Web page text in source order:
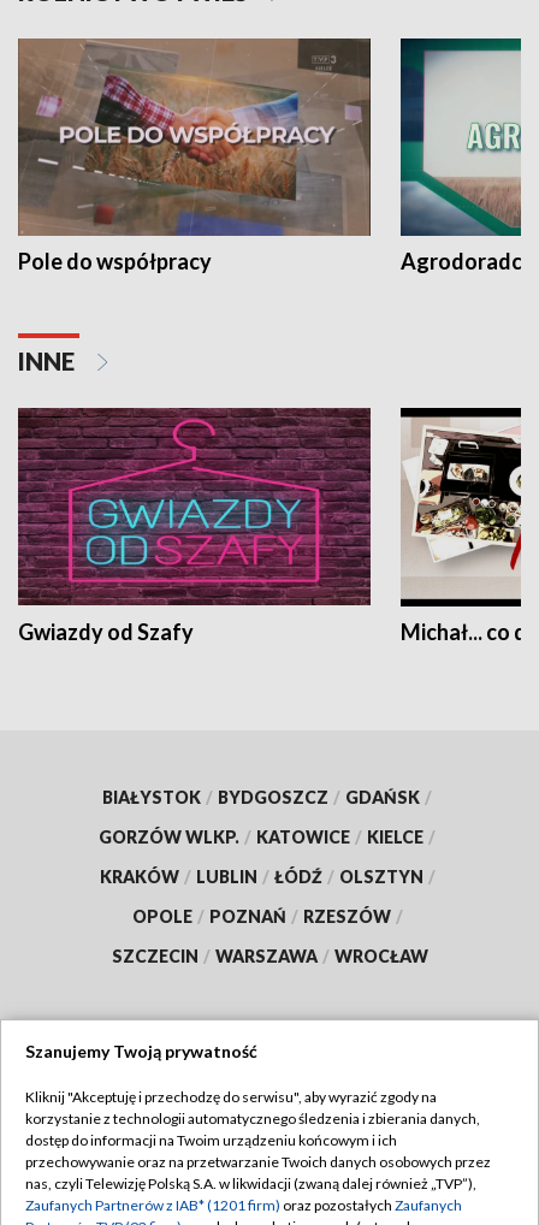
Pole do współpracy Agrodoradcy
INNE
Gwiazdy od Szafy Michał... co
BIAŁYSTOK / BYDGOSZCZ / GDAŃSK /
GORZÓW WLKP. / KATOWICE / KIELCE /
KRAKÓW / LUBLIN / ŁÓDŹ / OLSZTYN /
OPOLE / POZNAŃ / RZESZÓW /
SZCZECIN / WARSZAWA / WROCŁAW
TVP
Abonament TVP
Emisja w TVP
Regulamin TVP
Polityka prywatności
Szanujemy Twoją prywatność
Kliknij "Akceptuję i przechodzę do serwisu", aby wyrazić zgody na
korzystanie z technologii automatycznego śledzenia i zbierania danych,
dostęp do informacji na Twoim urządzeniu końcowym i ich
przechowywanie oraz na przetwarzanie Twoich danych osobowych przez
nas, czyli Telewizję Polską S.A. w likwidacji (zwaną dalej również „TVP”),
Zaufanych Partnerów z IAB* (1201 firm) oraz pozostałych Zaufanych